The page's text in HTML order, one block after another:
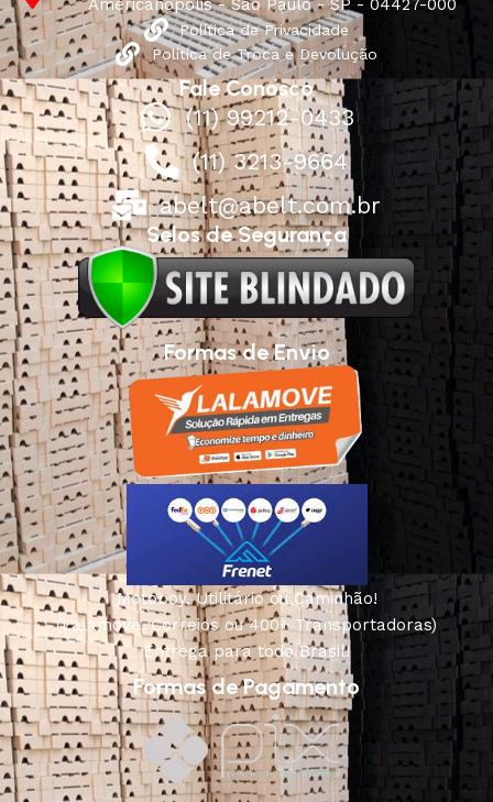
Americanópolis - São Paulo - SP - 04427-000
Política de Privacidade
Política de Troca e Devolução
Fale Conosco
(11) 99212-0433
(11) 3213-9664
abelt@abelt.com.br
Selos de Segurança
Formas de Envio
Motoboy, Utilitário ou Caminhão!
(Lalamove, Correios ou 400+ Transportadoras)
Entrega para todo Brasil!
Formas de Pagamento